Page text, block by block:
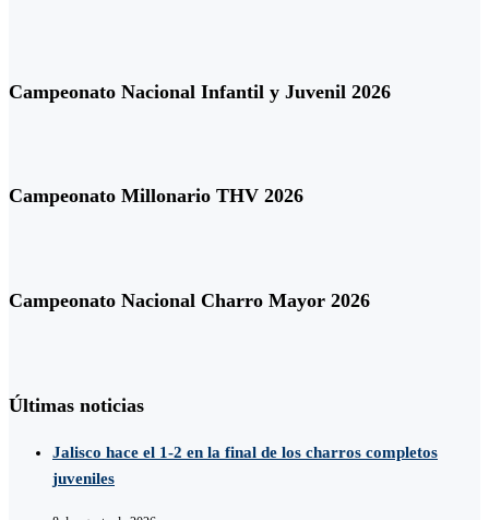
Campeonato Nacional Infantil y Juvenil 2026
Campeonato Millonario THV 2026
Campeonato Nacional Charro Mayor 2026
Últimas noticias
Jalisco hace el 1-2 en la final de los charros completos
juveniles